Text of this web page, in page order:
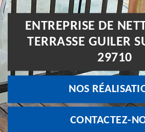
ENTREPRISE DE
TERRASSE GUILER
29710
NOS
CONTACTEZ-